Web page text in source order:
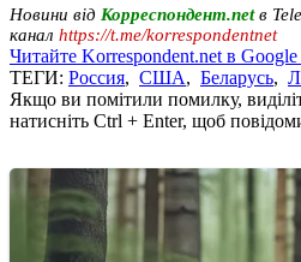
Новини від Корреспондент.netв
канал https://t.me/korrespondentnet
Читайте Korrespondent.net в
ТЕГИ: Россия, США, Беларусь,
Якщо ви помітили помилку,
натисніть Ctrl + Enter, щоб